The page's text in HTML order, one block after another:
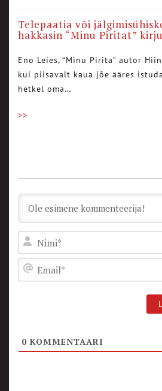
Telepaatia või
hakkasin “Minu Piritat”
Eno Leies, “Minu Pirita” autor
kui piisavalt kaua jõe ääres
hetkel oma…
>>
0 KOMMENTAARI